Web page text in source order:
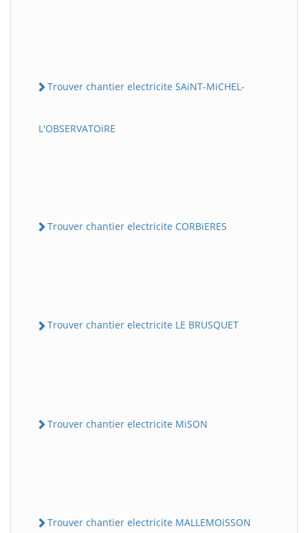
Trouver chantier electricite SAiNT-MiCHEL-
L'OBSERVATOiRE
Trouver chantier electricite CORBiERES
Trouver chantier electricite LE BRUSQUET
Trouver chantier electricite MiSON
Trouver chantier electricite MALLEMOiSSON